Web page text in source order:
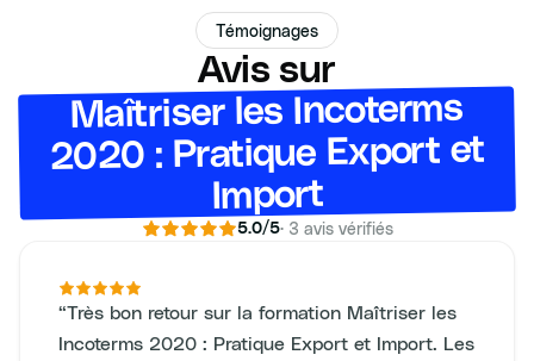
Témoignages
Avis sur
Maîtriser les Incoterms
2020 : Pratique Export et
Import
5.0/5· 3 avis vérifiés
“Très bon retour sur la formation Maîtriser les
Incoterms 2020 : Pratique Export et Import. Les